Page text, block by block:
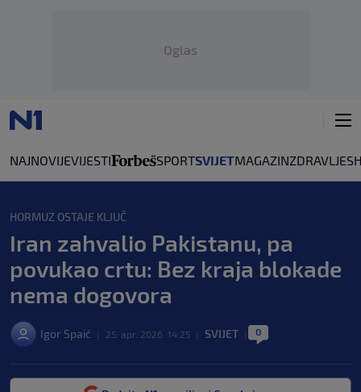
Oglas
NAJNOVIJEVIJESTI SPORTSVIJETMAGAZINZDRAVLJE
HORMUZ OSTAJE KLJUČ
Iran zahvalio Pakistanu, pa
povukao crtu: Bez kraja blokade
nema dogovora
Igor Spaić 25. apr. 2026. 14:25 SVIJET 0